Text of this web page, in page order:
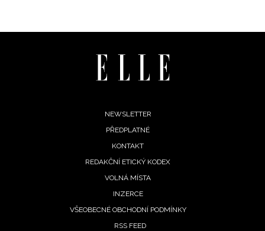
NEWSLETTER
PŘEDPLATNÉ
KONTAKT
REDAKČNÍ ETICKÝ KODEX
VOLNÁ MÍSTA
INZERCE
VŠEOBECNÉ OBCHODNÍ PODMÍNKY
RSS FEED